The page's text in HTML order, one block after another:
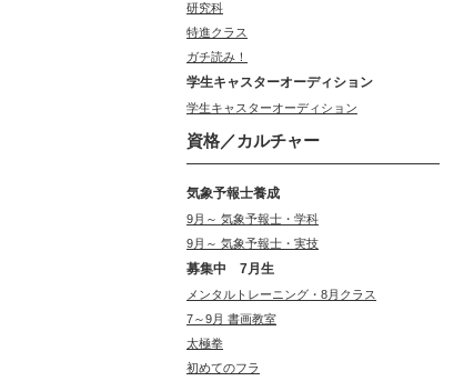
研究科
特進クラス
ガチ読み！
学生キャスターオーディション
学生キャスターオーディション
資格／カルチャー
気象予報士養成
9月～ 気象予報士・学科
9月～ 気象予報士・実技
募集中 7月生
メンタルトレーニング・8月クラス
7～9月 書画教室
太極拳
初めてのフラ